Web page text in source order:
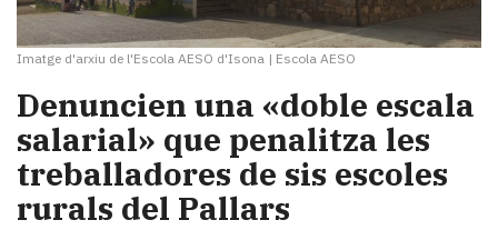
Imatge d'arxiu de l'Escola AESO d'Isona | Escola AESO
Denuncien una «doble escala
salarial» que penalitza les
treballadores de sis escoles
rurals del Pallars